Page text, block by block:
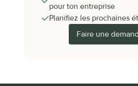
pour ton entreprise
Planifiez les prochaines
Faire une